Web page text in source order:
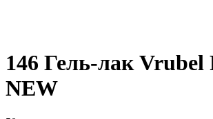
146 Гель-лак Vrubel
NEW